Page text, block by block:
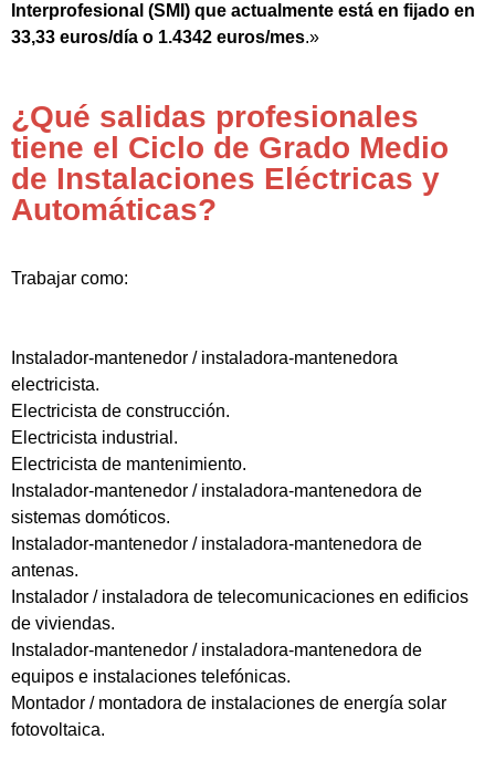
Interprofesional (SMI) que actualmente está en fijado en
33,33 euros/día o 1.4342 euros/mes.»
¿Qué salidas profesionales
tiene el Ciclo de Grado Medio
de Instalaciones Eléctricas y
Automáticas?
Trabajar como:
Instalador-mantenedor / instaladora-mantenedora
electricista.
Electricista de construcción.
Electricista industrial.
Electricista de mantenimiento.
Instalador-mantenedor / instaladora-mantenedora de
sistemas domóticos.
Instalador-mantenedor / instaladora-mantenedora de
antenas.
Instalador / instaladora de telecomunicaciones en edificios
de viviendas.
Instalador-mantenedor / instaladora-mantenedora de
equipos e instalaciones telefónicas.
Montador / montadora de instalaciones de energía solar
fotovoltaica.